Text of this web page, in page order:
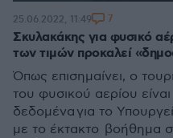
Σκυλακάκης για φυσικό
των τιμών προκαλεί
Όπως επισημαίνει, ο
του φυσικού αερίου
δεδομένα για το
με το έκτακτο βοήθημα
25.06.2022, 11:49 7